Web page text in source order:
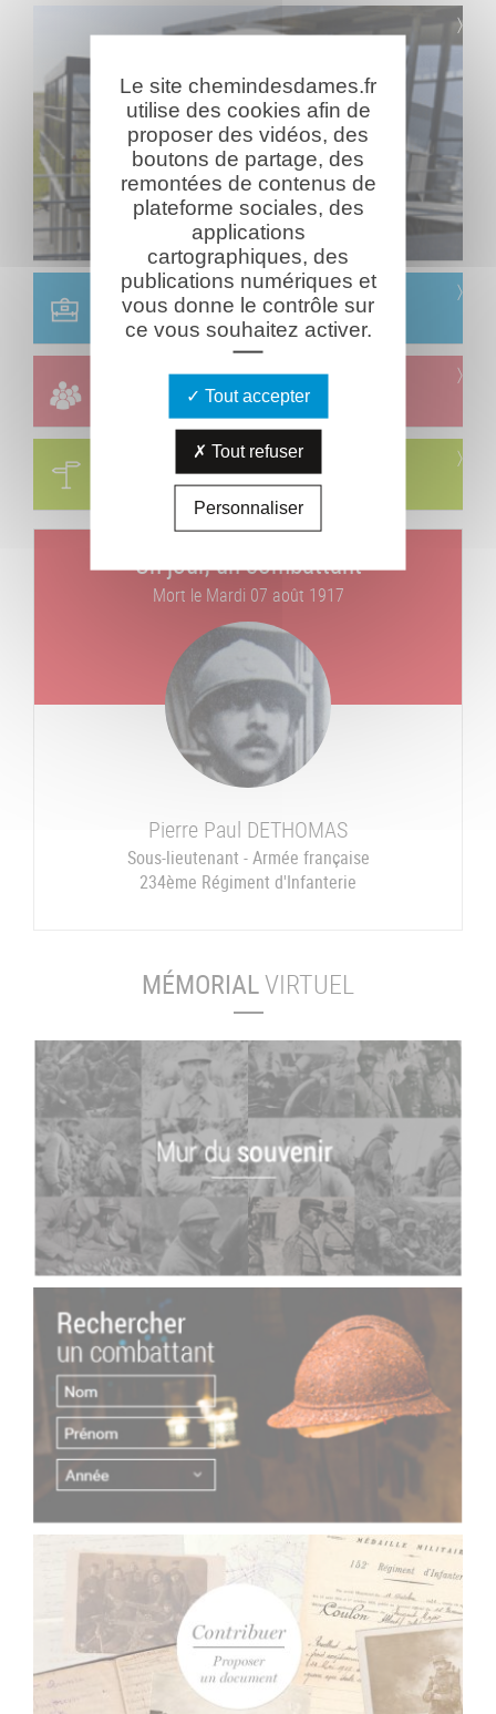
Scolaire
Réservation & informations
Groupes
Réservation & informations
Visites & parcours thématiques
Un jour, un combattant
Mort le Mardi 07 août 1917
Pierre Paul DETHOMAS
Sous-lieutenant - Armée française
234ème Régiment d'Infanterie
MÉMORIALVIRTUEL
Le site chemindesdames.fr
utilise des cookies afin de
proposer des vidéos, des
boutons de partage, des
remontées de contenus de
plateforme sociales, des
applications
cartographiques, des
publications numériques et
vous donne le contrôle sur
ce vous souhaitez activer.
Tout accepter
Tout refuser
Personnaliser